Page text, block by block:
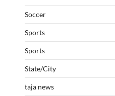
Soccer
Sports
Sports
State/City
taja news